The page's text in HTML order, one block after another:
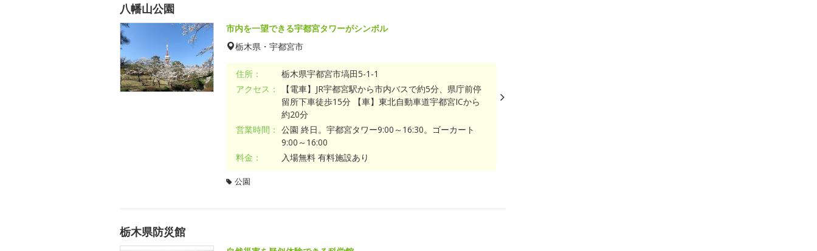
八幡山公園
市内を一望できる宇都宮タワーがシンボル
栃木県・宇都宮市
住所：
栃木県宇都宮市塙田5-1-1
アクセス：
【電車】JR宇都宮駅から市内バスで約5分、県庁前停
留所下車徒歩15分 【車】東北自動車道宇都宮ICから
約20分
営業時間： 公園 終日。宇都宮タワー9:00～16:30。ゴーカート
9:00～16:00
料金：
入場無料 有料施設あり
公園
栃木県防災館